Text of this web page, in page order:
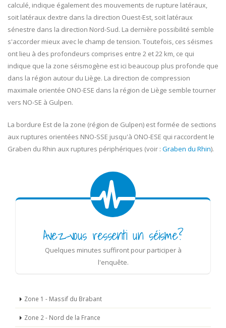
calculé, indique également des mouvements de rupture latéraux,
soit latéraux dextre dans la direction Ouest-Est, soit latéraux
sénestre dans la direction Nord-Sud. La dernière possibilité semble
s'accorder mieux avec le champ de tension. Toutefois, ces séismes
ont lieu à des profondeurs comprises entre 2 et 22 km, ce qui
indique que la zone séismogène est ici beaucoup plus profonde que
dans la région autour du Liège. La direction de compression
maximale orientée ONO-ESE dans la région de Liège semble tourner
vers NO-SE à Gulpen.
La bordure Est de la zone (région de Gulpen) est formée de sections
aux ruptures orientées NNO-SSE jusqu'à ONO-ESE qui raccordent le
Graben du Rhin aux ruptures périphériques (voir : Graben du Rhin).
Avez-vous ressenti un séisme?
Quelques minutes suffiront pour participer à
l'enquête.
Zone 1 - Massif du Brabant
Zone 2 - Nord de la France